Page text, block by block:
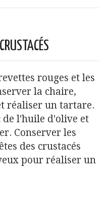
rouges et les
la chaire,
réaliser un tartare.
de l'huile d'olive et
Conserver les
des crustacés
pour réaliser un